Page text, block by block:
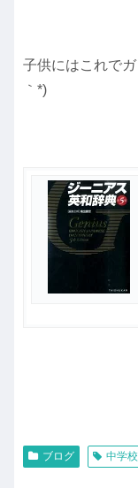
子供にはこれで
｀*)
ブログ 中学校